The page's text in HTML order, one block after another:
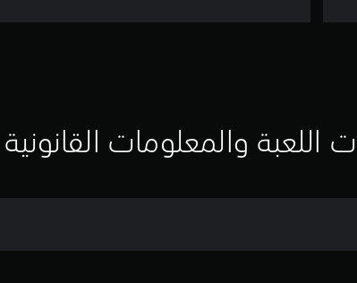
اللعبة والمعلومات القانونية